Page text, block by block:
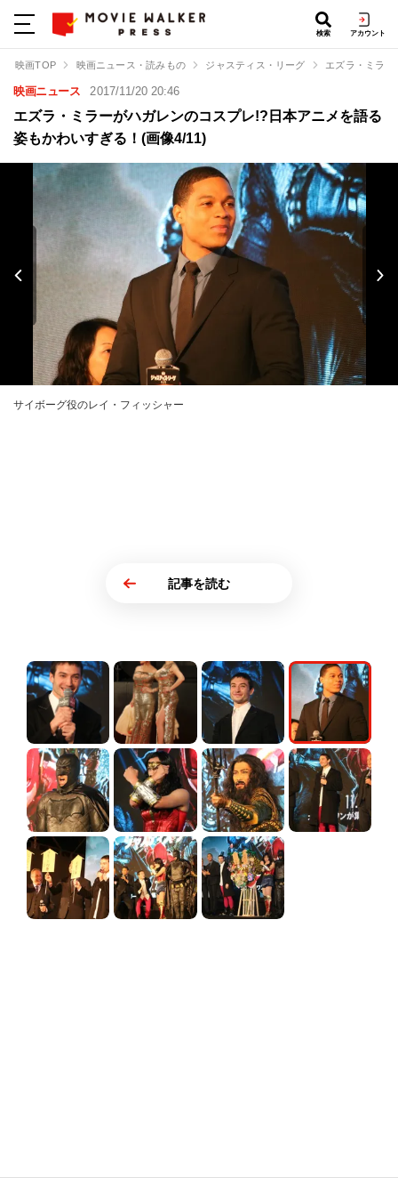
検索 アカウント
映画TOP 映画ニュース・読みもの ジャスティス・リーグ エズラ・ミラ
映画ニュース 2017/11/20 20:46
エズラ・ミラーがハガレンのコスプレ!?日本アニメを語る
姿もかわいすぎる！(画像4/11)
サイボーグ役のレイ・フィッシャー
記事を読む